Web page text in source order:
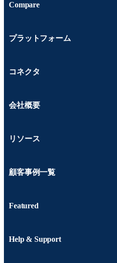
Compare
プラットフォーム
コネクタ
会社概要
リソース
顧客事例一覧
Featured
Help & Support